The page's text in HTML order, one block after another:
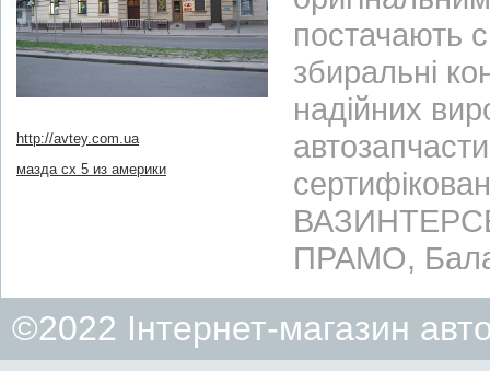
http://avtey.com.ua
мазда сх 5 из америки
постачають
збиральні
надійних
ПРАМО,
©2022 Інтернет-магазин